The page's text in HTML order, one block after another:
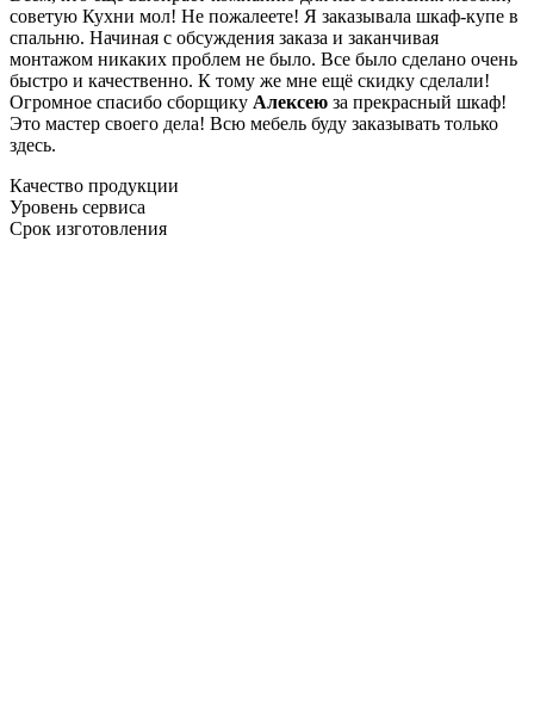
советую Кухни мол! Не пожалеете! Я заказывала шкаф-купе в
спальню. Начиная с обсуждения заказа и заканчивая
монтажом никаких проблем не было. Все было сделано очень
быстро и качественно. К тому же мне ещё скидку сделали!
Огромное спасибо сборщику Алексею за прекрасный шкаф!
Это мастер своего дела! Всю мебель буду заказывать только
здесь.
Качество продукции
Уровень сервиса
Срок изготовления